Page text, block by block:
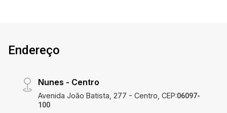
Endereço
Nunes - Centro
Avenida João Batista, 277 - Centro, CEP:06097-
100